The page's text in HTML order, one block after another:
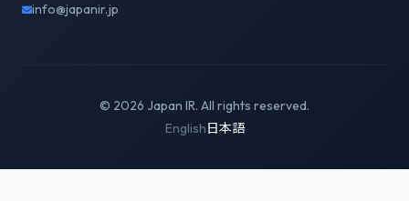
info@japanir.jp
© 2026 Japan IR. All rights reserved.
English日本語